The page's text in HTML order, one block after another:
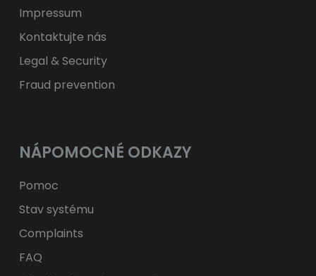
Impressum
Kontaktujte nás
Legal & Security
Fraud prevention
NÁPOMOCNÉ ODKAZY
Pomoc
Stav systému
Complaints
FAQ